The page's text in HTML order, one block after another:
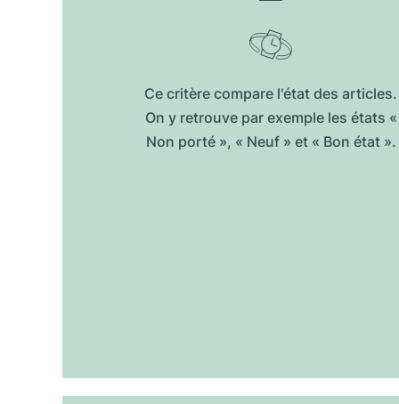
Ce critère compare l'état des articles.
On y retrouve par exemple les états «
Non porté », « Neuf » et « Bon état ».